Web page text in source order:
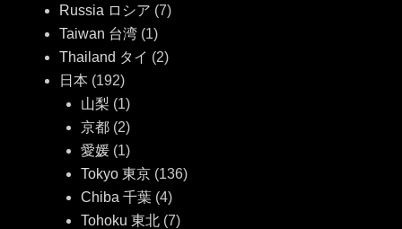
Russia ロシア (7)
Taiwan 台湾(1)
Thailand タイ (2)
日本 (192)
山梨 (1)
京都(2)
愛媛(1)
Tokyo 東京(136)
Chiba 千葉(4)
Tohoku 東北(7)